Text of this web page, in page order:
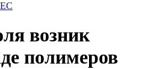
ЕС
возник
полимеров